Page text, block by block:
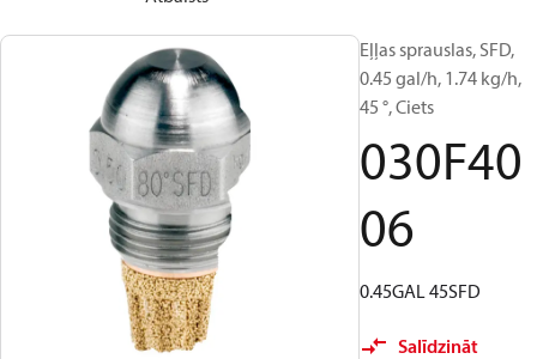
Eļļas sprauslas, SFD,
0.45 gal/h, 1.74 kg/h,
45 °, Ciets
030F40
06
0.45GAL 45SFD
Salīdzināt